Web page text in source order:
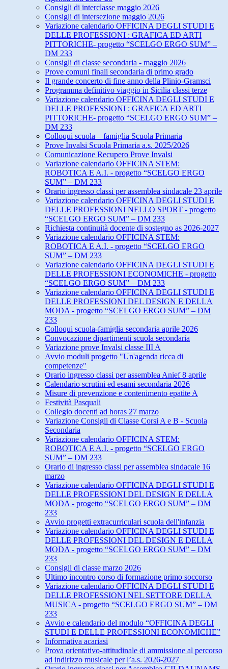
Consigli di interclasse maggio 2026
Consigli di intersezione maggio 2026
Variazione calendario OFFICINA DEGLI STUDI E
DELLE PROFESSIONI : GRAFICA ED ARTI
PITTORICHE- progetto “SCELGO ERGO SUM” –
DM 233
Consigli di classe secondaria - maggio 2026
Prove comuni finali secondaria di primo grado
Il grande concerto di fine anno della Plinio-Gramsci
Programma definitivo viaggio in Sicilia classi terze
Variazione calendario OFFICINA DEGLI STUDI E
DELLE PROFESSIONI : GRAFICA ED ARTI
PITTORICHE- progetto “SCELGO ERGO SUM” –
DM 233
Colloqui scuola – famiglia Scuola Primaria
Prove Invalsi Scuola Primaria a.s. 2025/2026
Comunicazione Recupero Prove Invalsi
Variazione calendario OFFICINA STEM:
ROBOTICA E A.I. - progetto “SCELGO ERGO
SUM” – DM 233
Orario ingresso classi per assemblea sindacale 23 aprile
Variazione calendario OFFICINA DEGLI STUDI E
DELLE PROFESSIONI NELLO SPORT - progetto
“SCELGO ERGO SUM” – DM 233
Richiesta continuità docente di sostegno as 2026-2027
Variazione calendario OFFICINA STEM:
ROBOTICA E A.I. - progetto “SCELGO ERGO
SUM” – DM 233
Variazione calendario OFFICINA DEGLI STUDI E
DELLE PROFESSIONI ECONOMICHE - progetto
“SCELGO ERGO SUM” – DM 233
Variazione calendario OFFICINA DEGLI STUDI E
DELLE PROFESSIONI DEL DESIGN E DELLA
MODA - progetto “SCELGO ERGO SUM” – DM
233
Colloqui scuola-famiglia secondaria aprile 2026
Convocazione dipartimenti scuola secondaria
Variazione prove Invalsi classe III A
Avvio moduli progetto "Un'agenda ricca di
competenze"
Orario ingresso classi per assemblea Anief 8 aprile
Calendario scrutini ed esami secondaria 2026
Misure di prevenzione e contenimento epatite A
Festività Pasquali
Collegio docenti ad horas 27 marzo
Variazione Consigli di Classe Corsi A e B - Scuola
Secondaria
Variazione calendario OFFICINA STEM:
ROBOTICA E A.I. - progetto “SCELGO ERGO
SUM” – DM 233
Orario di ingresso classi per assemblea sindacale 16
marzo
Variazione calendario OFFICINA DEGLI STUDI E
DELLE PROFESSIONI DEL DESIGN E DELLA
MODA - progetto “SCELGO ERGO SUM” – DM
233
Avvio progetti extracurriculari scuola dell'infanzia
Variazione calendario OFFICINA DEGLI STUDI E
DELLE PROFESSIONI DEL DESIGN E DELLA
MODA - progetto “SCELGO ERGO SUM” – DM
233
Consigli di classe marzo 2026
Ultimo incontro corso di formazione primo soccorso
Variazione calendario OFFICINA DEGLI STUDI E
DELLE PROFESSIONI NEL SETTORE DELLA
MUSICA - progetto “SCELGO ERGO SUM” – DM
233
Avvio e calendario del modulo “OFFICINA DEGLI
STUDI E DELLE PROFESSIONI ECONOMICHE”
Informativa acariasi
Prova orientativo-attitudinale di ammissione al percorso
ad indirizzo musicale per l’a.s. 2026-2027